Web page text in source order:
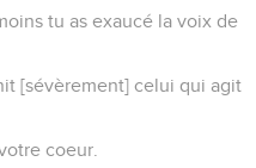
tu as exaucé la voix de
[sévèrement] celui qui agit
coeur.